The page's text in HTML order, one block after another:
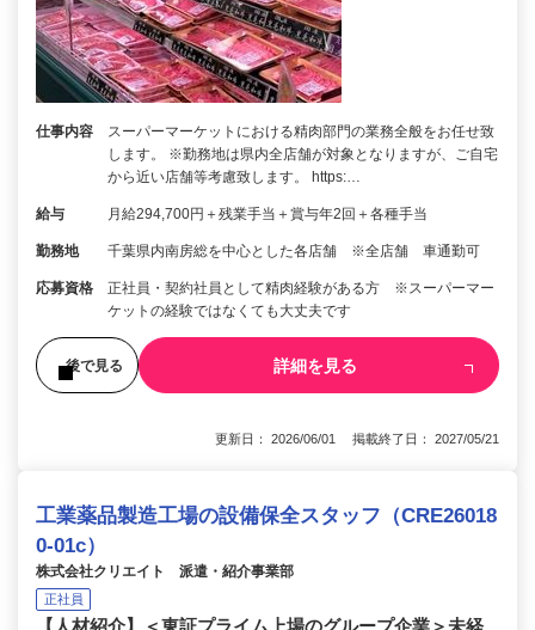
仕事内容
スーパーマーケットにおける精肉部門の業務全般をお任せ致
します。 ※勤務地は県内全店舗が対象となりますが、ご自宅
から近い店舗等考慮致します。 https:…
給与 月給294,700円＋残業手当＋賞与年2回＋各種手当
勤務地 千葉県内南房総を中心とした各店舗 ※全店舗 車通勤可
応募資格
正社員・契約社員として精肉経験がある方 ※スーパーマー
ケットの経験ではなくても大丈夫です
後で見る 詳細を見る
更新日： 2026/06/01 掲載終了日： 2027/05/21
工業薬品製造工場の設備保全スタッフ（CRE26018
0-01c）
株式会社クリエイト 派遣・紹介事業部
正社員
【人材紹介】＜東証プライム上場のグループ企業＞未経